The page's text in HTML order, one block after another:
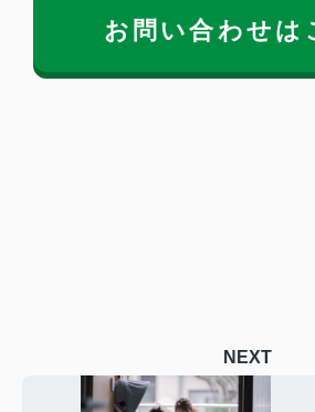
お問い合わせは
NEXT